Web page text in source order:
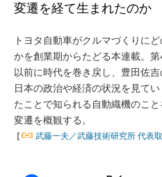
変遷を経て生まれたのか
トヨタ自動車がクルマづくりに
かを創業期からたどる本連載。
以前に時代を巻き戻し、豊田佐
日本の政治や経済の状況を見て
たことで知られる自動織機のこ
変遷を概観する。
[ 武藤一夫／武藤技術研究所 代表